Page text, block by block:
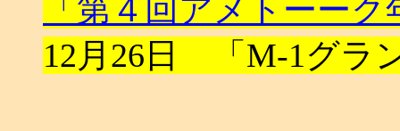
「第４回アメトーー
12月26日 「M-1グラ